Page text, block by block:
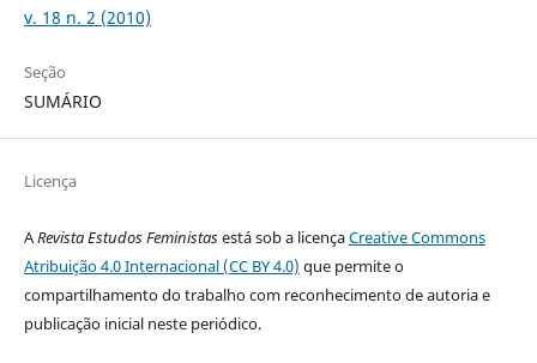
v. 18 n. 2 (2010)
Seção
SUMÁRIO
Licença
ARevista Estudos Feministasestá sob a licençaCreative Commons
Atribuição 4.0 Internacional (CC BY 4.0) que permite o
compartilhamento do trabalho com reconhecimento de autoria e
publicação inicial neste periódico.